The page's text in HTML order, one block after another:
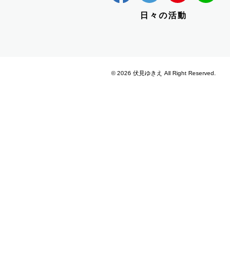
日々の活動
© 2026 伏見ゆきえ All Right Reserved.